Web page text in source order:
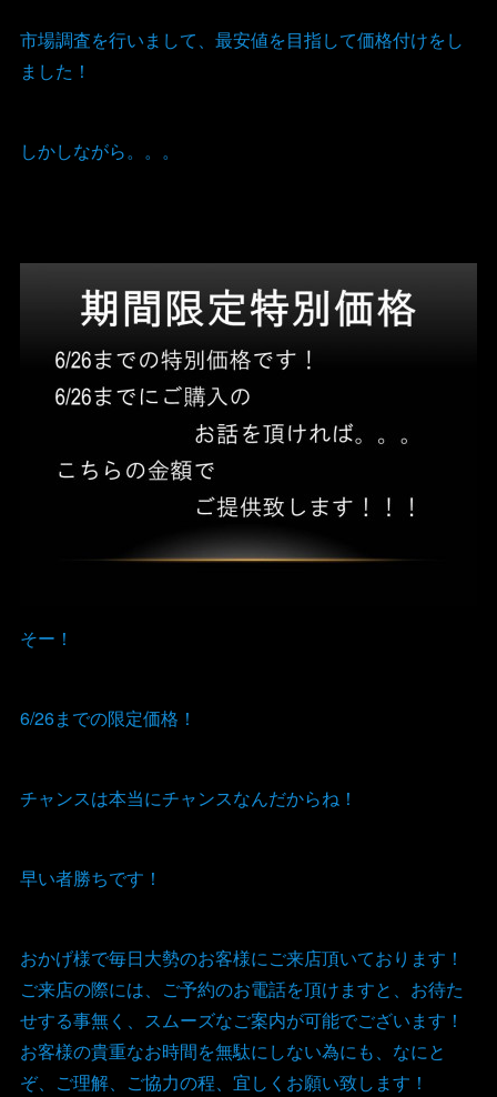
市場調査を行いまして、最安値を目指して価格付けをし
ました！
しかしながら。。。
そー！
6/26までの限定価格！
チャンスは本当にチャンスなんだからね！
早い者勝ちです！
おかげ様で毎日大勢のお客様にご来店頂いております！
ご来店の際には、ご予約のお電話を頂けますと、お待た
せする事無く、スムーズなご案内が可能でございます！
お客様の貴重なお時間を無駄にしない為にも、なにと
ぞ、ご理解、ご協力の程、宜しくお願い致します！